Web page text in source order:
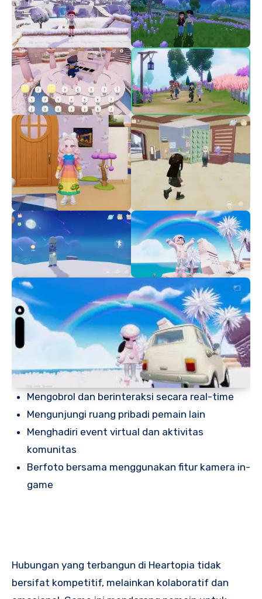
Mengobrol dan berinteraksi secara real-time
Mengunjungi ruang pribadi pemain lain
Menghadiri event virtual dan aktivitas
komunitas
Berfoto bersama menggunakan fitur kamera in-
game
Hubungan yang terbangun di Heartopia tidak
bersifat kompetitif, melainkan kolaboratif dan